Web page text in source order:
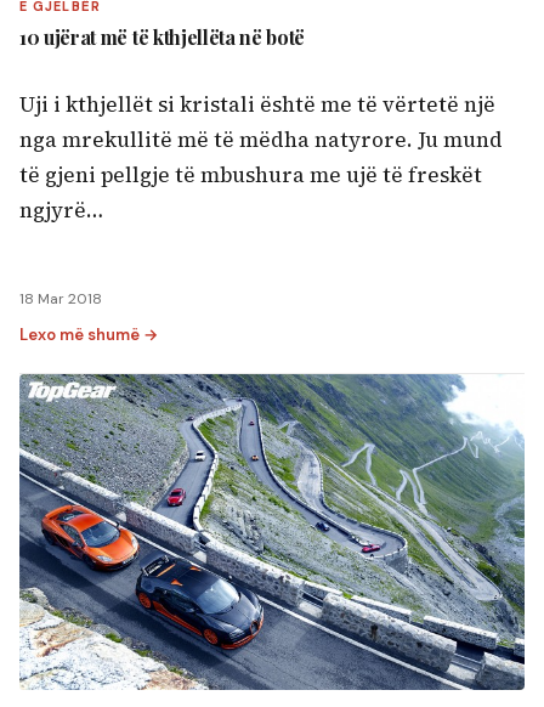
E GJELBËR
10 ujërat më të kthjellëta në botë
Uji i kthjellët si kristali është me të vërtetë një
nga mrekullitë më të mëdha natyrore. Ju mund
të gjeni pellgje të mbushura me ujë të freskët
ngjyrë…
18 Mar 2018
Lexo më shumë →